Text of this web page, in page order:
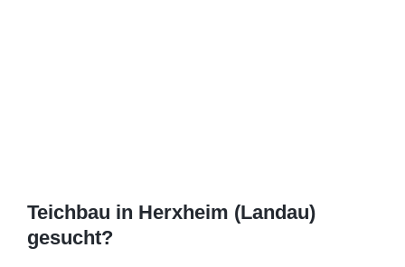
Teichbau in Herxheim (Landau)
gesucht?